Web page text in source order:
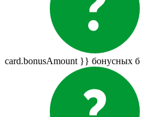
card.bonusAmount }} бонусных б